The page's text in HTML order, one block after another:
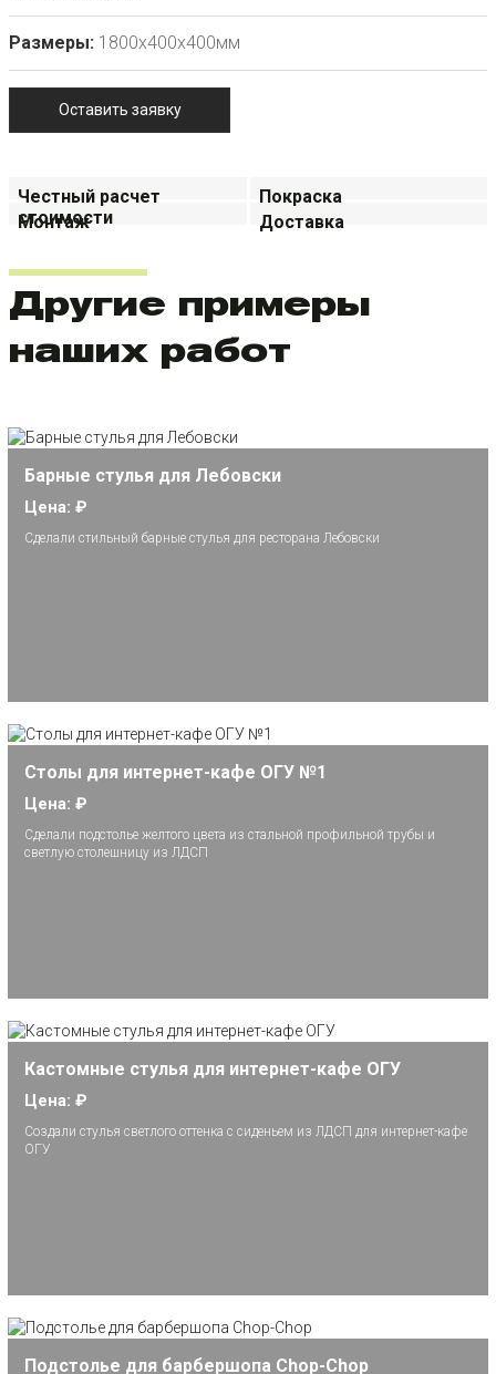
Размеры: 1800х400х400мм
Оставить заявку
Честный расчет
стоимости
Покраска
Монтаж
Доставка
Другие примеры
наших работ
Барные стулья для Лебовски
Цена: ₽
Сделали стильный барные стулья для ресторана Лебовски
Столы для интернет-кафе ОГУ №1
Цена: ₽
Сделали подстолье желтого цвета из стальной профильной трубы и
светлую столешницу из ЛДСП
Кастомные стулья для интернет-кафе ОГУ
Цена: ₽
Создали стулья светлого оттенка с сиденьем из ЛДСП для интернет-кафе
ОГУ
Подстолье для барбершопа Chop-Chop